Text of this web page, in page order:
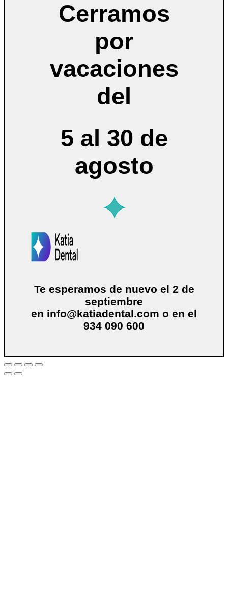
Cerramos
por
vacaciones
del
5 al 30 de
agosto
Te esperamos de nuevo el 2 de
septiembre
en info@katiadental.com o en el
934 090 600